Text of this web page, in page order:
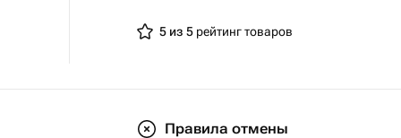
5 из 5 рейтинг товаров
Правила отмены